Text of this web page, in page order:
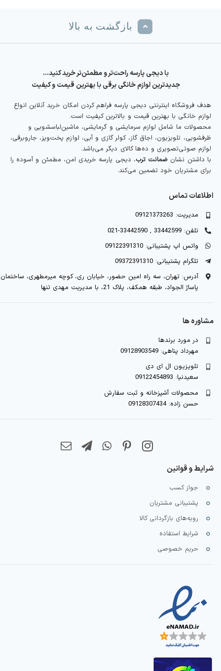
بازگشت به بالا
با دیجی پارسه راحت‌تر و مطمئن‌تر خرید کنید…
جدیدترین لوازم خانگی برقی با بهترین قیمت و کیفیت
هدف فروشگاه اینترنتی دیجی پارسه فراهم کردن امکان خرید آنلاین انواع
لوازم خانگی با بهترین قیمت و بالاترین کیفیت است.
محصولات ما شامل لوازم سرمایشی و گرمایشی، ماشین‌لباسشویی و
ظرفشویی، تلویزیون، اجاق گاز، کولر گازی و آبی، لوازم پخت‌وپز، جاروبرقی،
لوازم صوتی‌تصویری و ده‌ها کالای دیگر می‌باشد.
با داشتن نشان ضمانت ترب، دیجی پارسه خریدی امن، مطمئن و آسوده را
برای مشتریان خود تضمین می‌کند.
اطلاعات تماس
مدیریت: 09121373263
تلفن: 33442599 , 33442590-021
واتس اپ پشتیبانی: 09122391310
تلگرام پشتیبانی: 09372391310
آدرس: تهران، سه راه امین حضور، خیابان ری، کوچه میرمطهری، ساختمان
پاساژ الجواد، طبقه همکف، پلاک 21، با مدیریت مهدی تنها
مشاوره ها
در مورد برندها
مهرداد پناهی: 09128903549
تلویزیون ال ای دی
سعیدنیا: 09122454893
محصولات آشپزخانه و ثبت سفارش
حسن زاده: 09128307434
شرایط و قوانین
جواز کسب
پشتیبانی مشتریان
رویه‌های بازگردانی کالا
شرایط استفاده
حریم خصوصی